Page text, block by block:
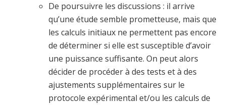
De poursuivre les discussions : il arrive
qu’une étude semble prometteuse, mais que
les calculs initiaux ne permettent pas encore
de déterminer si elle est susceptible d’avoir
une puissance suffisante. On peut alors
décider de procéder à des tests et à des
ajustements supplémentaires sur le
protocole expérimental et/ou les calculs de